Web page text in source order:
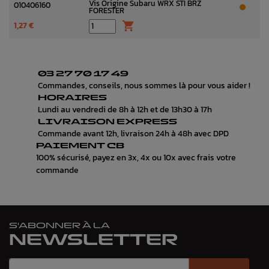
010406160 Vis Origine Subaru WRX STI BRZ
FORESTER
1,27 € 
03 27 70 17 49
Commandes, conseils, nous sommes là pour vous aider !
HORAIRES
Lundi au vendredi de 8h à 12h et de 13h30 à 17h
LIVRAISON EXPRESS
Commande avant 12h, livraison 24h à 48h avec DPD
PAIEMENT CB
100% sécurisé, payez en 3x, 4x ou 10x avec frais votre
commande
S'ABONNER À LA
NEWSLETTER